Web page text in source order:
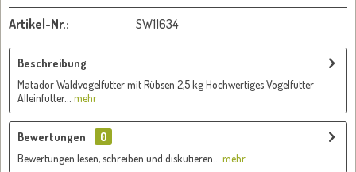
Artikel-Nr.: SW11634
Beschreibung
Matador Waldvogelfutter mit Rübsen 2,5 kg Hochwertiges Vogelfutter
Alleinfutter...
mehr
Bewertungen
0
Bewertungen lesen, schreiben und diskutieren...
mehr